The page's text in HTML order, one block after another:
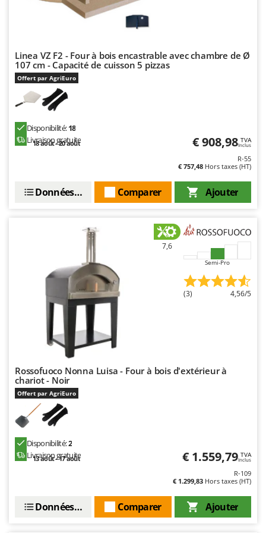
Master
McCulloch
MCH
Michelin
Mille
Minox
Mockmill
MOSA
New O.M.R.A.
Ninja
Novatec
Novital
NuovaFac
Officine Savioli
Olix
Ompagrill
Linea VZ F2 - Four à bois encastrable avec chambre de Ø
107 cm - Capacité de cuisson 5 pizzas
Offert par AgriEuro
Disponibilité:18
Livraison gratuite
18 août - 20 août € 908,98 TVA
Inclus
R-55
€ 757,48 Hors taxes (HT)
Ajouter
Comparer
Données techniques
7,6
Semi-Pro
(3) 4,56/5
Rossofuoco Nonna Luisa - Four à bois d'extérieur à
chariot - Noir
Offert par AgriEuro
Disponibilité:2
Livraison gratuite
13 août - 17 août € 1.559,79 TVA
Inclus
R-109
€ 1.299,83 Hors taxes (HT)
Ajouter
Comparer
Données techniques